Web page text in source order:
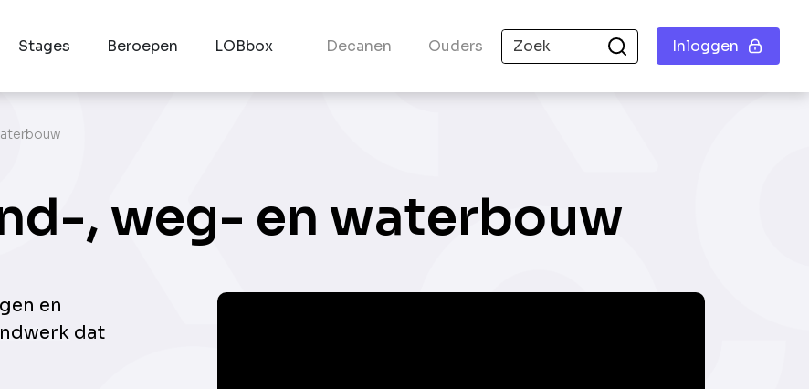
Stages Beroepen LOBbox Decanen Ouders Inloggen
, weg- en waterbouw
en
dat